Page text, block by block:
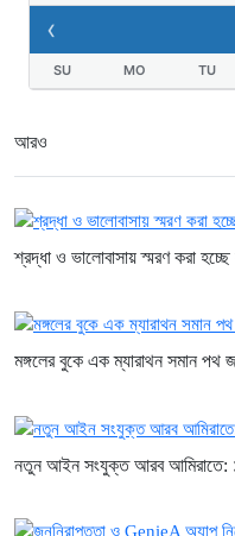
‹
SU MO TU
আরও
শ্রদ্ধা ও ভালোবাসায় স্মরণ করা
মঙ্গলের বুকে এক ম্যারাথন সমান পথ
নতুন আইন সংযুক্ত আরব আমিরাতে: